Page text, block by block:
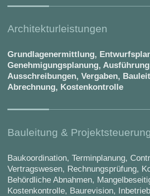
Architekturleistungen
Grundlagenermittlung,
Genehmigungsplanung,
Ausschreibungen, Vergaben,
Abrechnung, Kostenkontrolle
Bauleitung &
Baukoordination, Terminplanung,
Vertragswesen, Rechnungsprüfung,
Behördliche Abnahmen,
Kostenkontrolle, Baurevision,